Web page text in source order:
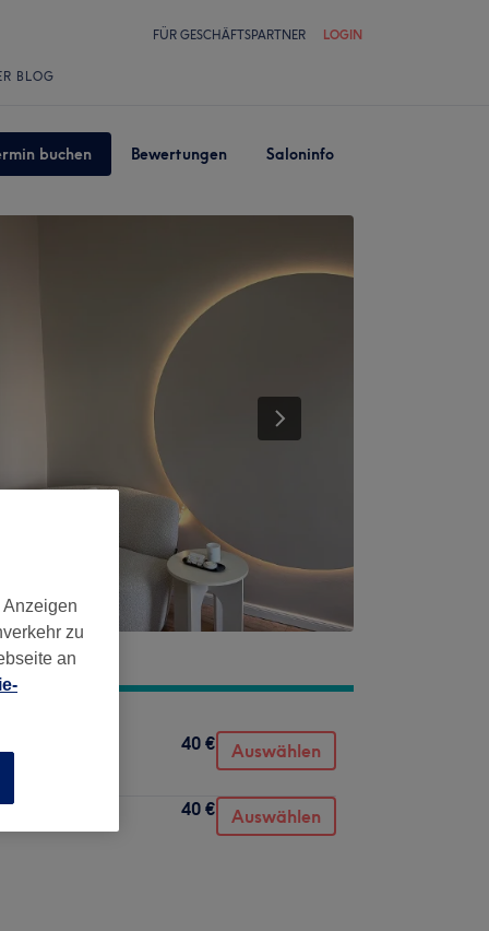
FÜR GESCHÄFTSPARTNER LOGIN
BLOG
buchen Bewertungen Saloninfo
40 € Auswählen
40 € Auswählen
zu
an